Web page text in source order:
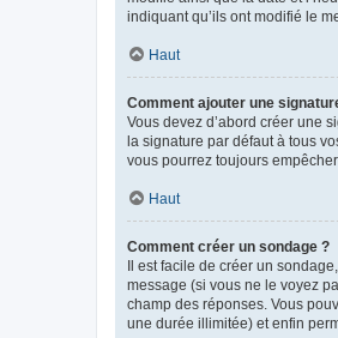
indiquant qu’ils ont modifié le
Haut
Comment ajouter une
Vous devez d’abord créer une
la signature par défaut à tous
vous pourrez toujours
Haut
Comment créer un sondage ?
Il est facile de créer un
message (si vous ne le voyez
champ des réponses. Vous
une durée illimitée) et enfin